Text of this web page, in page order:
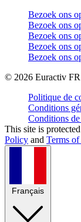
Bezoek ons
Bezoek ons
Bezoek ons
Bezoek ons
Bezoek ons
© 2026 Euractiv
Politique de
Conditions
Conditions
This site is
Policy and Terms
Français